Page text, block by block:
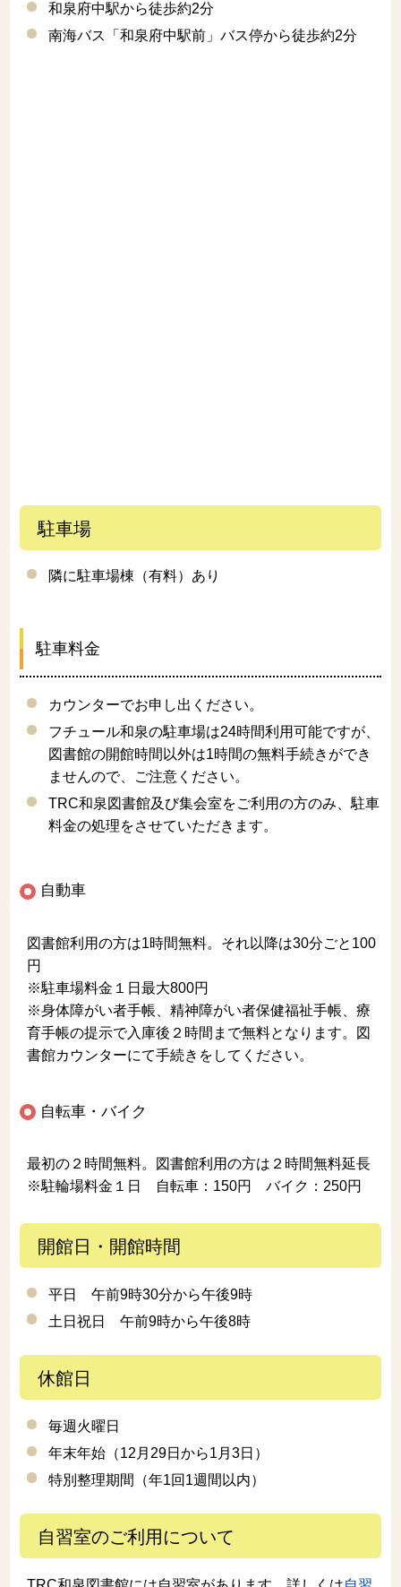
和泉府中駅から徒歩約2分
南海バス「和泉府中駅前」バス停から徒歩約2分
駐車場
隣に駐車場棟（有料）あり
駐車料金
カウンターでお申し出ください。
フチュール和泉の駐車場は24時間利用可能ですが、
図書館の開館時間以外は1時間の無料手続きができ
ませんので、ご注意ください。
TRC和泉図書館及び集会室をご利用の方のみ、駐車
料金の処理をさせていただきます。
自動車
図書館利用の方は1時間無料。それ以降は30分ごと100
円
※駐車場料金１日最大800円
※身体障がい者手帳、精神障がい者保健福祉手帳、療
育手帳の提示で入庫後２時間まで無料となります。図
書館カウンターにて手続きをしてください。
自転車・バイク
最初の２時間無料。図書館利用の方は２時間無料延長
※駐輪場料金１日 自転車：150円 バイク：250円
開館日・開館時間
平日 午前9時30分から午後9時
土日祝日 午前9時から午後8時
休館日
毎週火曜日
年末年始（12月29日から1月3日）
特別整理期間（年1回1週間以内）
自習室のご利用について